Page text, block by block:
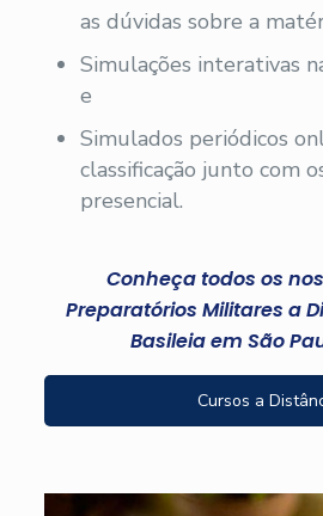
as dúvidas sobre a
Simulações interativas
e
Simulados periódicos
classificação junto com
presencial.
Conheça todos os
Preparatórios Militares a
Basileia em São
Cursos a